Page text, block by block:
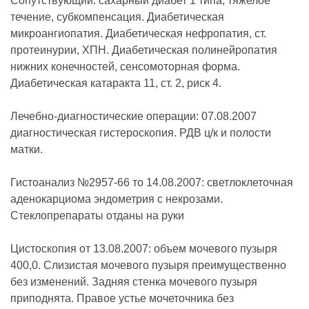
течение, субкомпенсация. Диабетическая
микроангиопатия. Диабетическая нефропатия, ст.
протеинурии, ХПН. Диабетическая полинейропатия
нижних конечностей, сенсомоторная форма.
Диабетическая катаракта 11, ст. 2, риск 4.
Лечебно-диагностические операции: 07.08.2007
диагностическая гистероскопия. РДВ ц/к и полости
матки.
Гистоанализ №2957-66 то 14.08.2007: светлоклеточная
аденокарциома эндометрия с некрозами.
Стеклопрепараты отданы на руки
Цистоскопия от 13.08.2007: объем мочевого пузыря
400,0. Слизистая мочевого пузыря преимущественно
без изменений. Задняя стенка мочевого пузыря
приподнята. Правое устье мочеточника без